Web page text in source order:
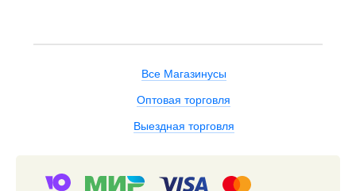
Все Магазинусы
Оптовая торговля
Выездная торговля